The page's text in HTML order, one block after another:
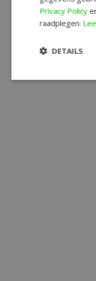
Privacy Policy
raadplegen.
DETAILS